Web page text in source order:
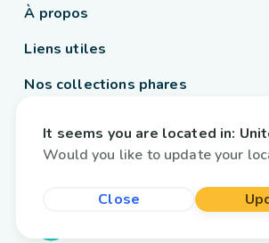
À propos
Liens utiles
Nos collections phares
Belgique Français
It seems you are located in:
Would you like to update your
Close